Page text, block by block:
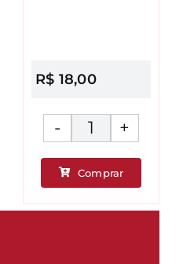
R$ 18,00
Uva
Red
Globe
Comprar